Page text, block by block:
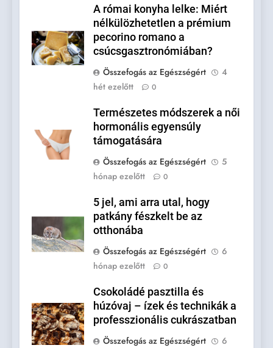
A római konyha lelke: Miért
nélkülözhetetlen a prémium
pecorino romano a
csúcsgasztronómiában?
Összefogás az Egészségért
4
hét ezelőtt
0
Természetes módszerek a női
hormonális egyensúly
támogatására
Összefogás az Egészségért
5
hónap ezelőtt
0
5 jel, ami arra utal, hogy
patkány fészkelt be az
otthonába
Összefogás az Egészségért
6
hónap ezelőtt
0
Csokoládé pasztilla és
húzóvaj – ízek és technikák a
professzionális cukrászatban
Összefogás az Egészségért
6